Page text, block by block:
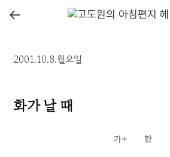
←
2001.10.8.월요일
화가 날 때